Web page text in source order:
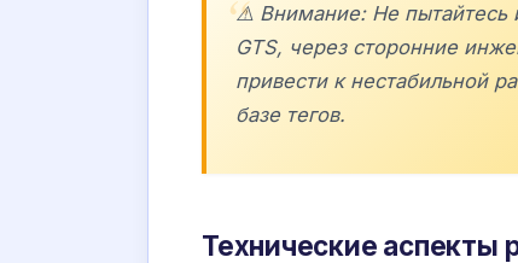
⚠️ Внимание: Не пытайтесь
GTS, через сторонние
привести к нестабильной
базе тегов.
Технические аспекты